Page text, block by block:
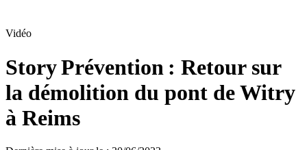
Vidéo
Story Prévention : Retour sur
la démolition du pont de Witry
à Reims